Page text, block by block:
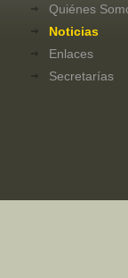
Quiénes
Noticias
Enlaces
Secretarías